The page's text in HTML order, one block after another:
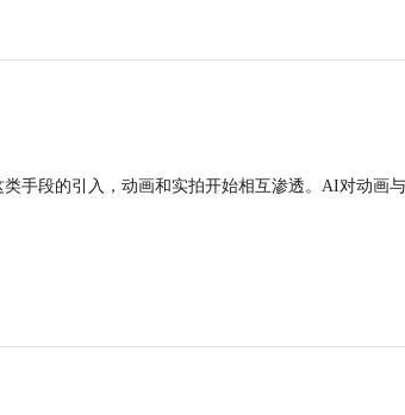
手段的引入，动画和实拍开始相互渗透。AI对动画